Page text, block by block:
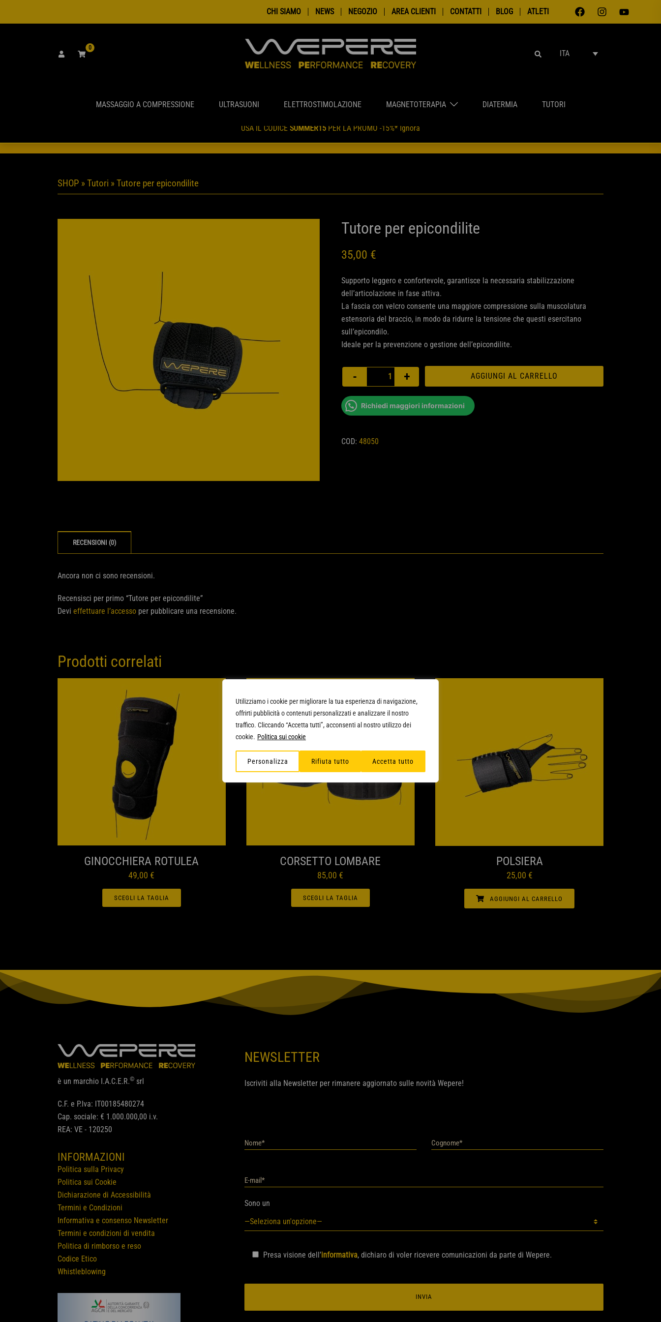
Utilizziamo i cookie per migliorare la tua esperienza di navigazione,
offrirti pubblicità o contenuti personalizzati e analizzare il nostro
traffico. Cliccando “Accetta tutti”, acconsenti al nostro utilizzo dei
cookie. Politica sui cookie
Personalizza Rifiuta tutto Accetta tutto
USA IL CODICE SUMMER15 PER LA PROMO -15%* Ignora
CHI SIAMO NEWS NEGOZIO AREA CLIENTI CONTATTI BLOG ATLETI
0 RICERCAITA
MASSAGGIO A COMPRESSIONE ULTRASUONI ELETTROSTIMOLAZIONE MAGNETOTERAPIA DIATERMIA TUTORI
SHOP » Tutori » Tutore per epicondilite
Tutore per epicondilite
35,00 €
Supporto leggero e confortevole, garantisce la necessaria stabilizzazione
dell’articolazione in fase attiva.
La fascia con velcro consente una maggiore compressione sulla muscolatura
estensoria del braccio, in modo da ridurre la tensione che questi esercitano
sull’epicondilo.
Ideale per la prevenzione o gestione dell’epicondilite.
-
Tutore
per
epicondilite
quantità
+ AGGIUNGI AL CARRELLO
Richiedi maggiori informazioni
COD:48050
RECENSIONI (0)
Ancora non ci sono recensioni.
Recensisci per primo “Tutore per epicondilite”
Devi effettuare l’accesso per pubblicare una recensione.
Prodotti correlati
GINOCCHIERA ROTULEA
49,00 €
SCEGLI LA TAGLIA
varianti.
possono
nella
pagina
prodotto
CORSETTO LOMBARE
85,00 €
SCEGLI LA TAGLIA
varianti.
opzioni
prodotto
POLSIERA
25,00 €
AGGIUNGI AL CARRELLO
è un marchio I.A.C.E.R.© srl
C.F. e P.Iva: IT00185480274
Cap. sociale: € 1.000.000,00 i.v.
REA: VE - 120250
INFORMAZIONI
Politica sulla Privacy
Politica sui Cookie
Dichiarazione di Accessibilità
Termini e Condizioni
Informativa e consenso Newsletter
Termini e condizioni di vendita
Politica di rimborso e reso
Codice Etico
Whistleblowing
NEWSLETTER
Iscriviti alla Newsletter per rimanere aggiornato sulle novità Wepere!
Sono un
Presa visione dell’informativa, dichiaro di voler ricevere comunicazioni da parte di Wepere.